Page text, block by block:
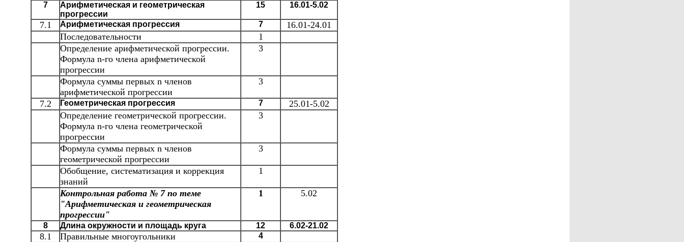
7
Арифметическая и геометрическая
прогрессии
15 16.01-5.02
7.1 Арифметическая прогрессия 7
16.01-24.01
Последовательности
1
Определение арифметической прогрессии.
Формула n-го члена арифметической
прогрессии
3
Формула суммы первых n членов
арифметической прогрессии
3
7.2 Геометрическая прогрессия 7
25.01-5.02
Определение геометрической прогрессии.
Формула n-го члена геометрической
прогрессии
3
Формула суммы первых n членов
геометрической прогрессии
3
Обобщение, систематизация и коррекция
знаний
1
Контрольная работа № 7 по теме
"Арифметическая и геометрическая
прогрессии"
1 5.02
8 Длина окружности и площадь круга 12 6.02-21.02
8.1 Правильные многоугольники 4